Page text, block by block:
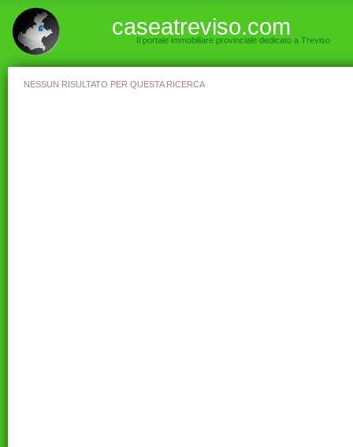
caseatreviso.com
Il portale immobiliare provinciale dedicato a Treviso
NESSUN RISULTATO PER QUESTA RICERCA